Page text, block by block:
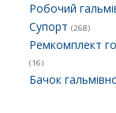
Робочий
Супорт (268)
Ремкомплект
(16)
Бачок